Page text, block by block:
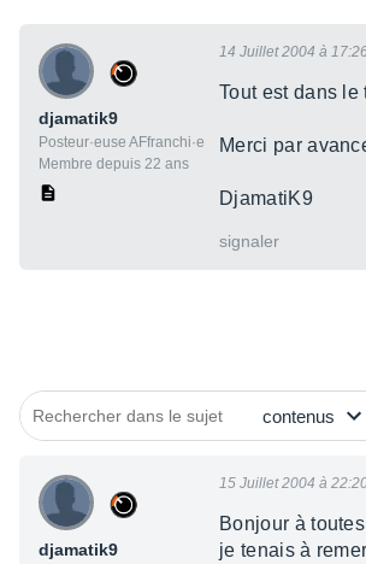
djamatik9
Posteur·euse AFfranchi·e
Membre depuis 22 ans
14 Juillet 2004 à
Tout est dans
Merci par
DjamatiK9
signaler
djamatik9
15 Juillet 2004 à
Bonjour à
je tenais à